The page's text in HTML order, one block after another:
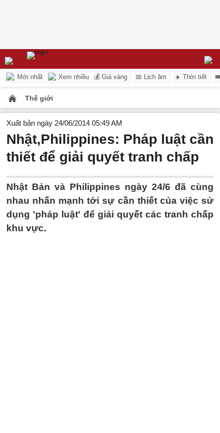
Mới nhất Xem nhiều 💰 Giá vàng 📅 Lịch âm ☀️ Thời tiết
Thế giới
Xuất bản ngày 24/06/2014 05:49 AM
Nhật,Philippines: Pháp luật cần
thiết để giải quyết tranh chấp
Nhật Bản và Philippines ngày 24/6 đã cùng
nhau nhấn mạnh tới sự cần thiết của việc sử
dụng 'pháp luật' để giải quyết các tranh chấp
khu vực.